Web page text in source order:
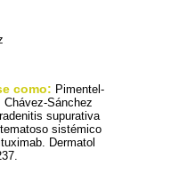
como: Pimentel-
Chávez-Sánchez
supurativa
sistémico
Dermatol